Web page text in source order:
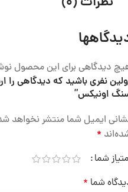
دیدگاهی برای این محصول
نفری باشید که دیدگاهی را
اونیکس”
ایمیل شما منتشر نخواهد
*
شما
شما *